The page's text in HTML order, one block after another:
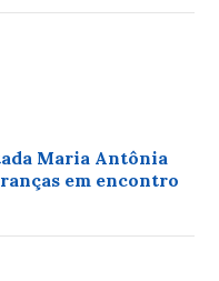
Maria Antônia
em encontro